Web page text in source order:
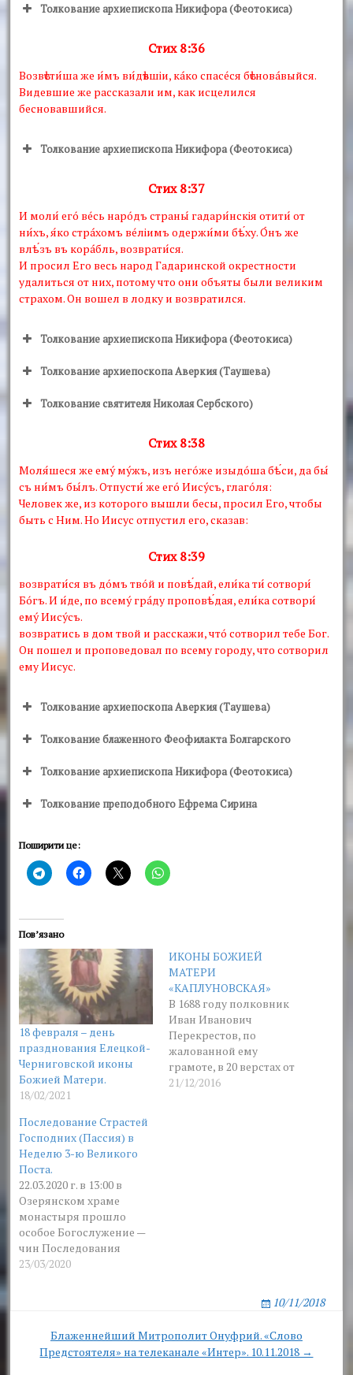
Толкование архиепископа Никифора (Феотокиса)
Стих 8:36
Возвѣсти́ша же и́мъ ви́дѣвшiи, кáко спасéся бѣсновáвыйся.
Видевшие же рассказали им, как исцелился
бесновавшийся.
Толкование архиепископа Никифора (Феотокиса)
Стих 8:37
И моли́ егó вéсь нарóдъ страны́ гадари́нскiя отити́ от
ни́хъ, я́ко стрáхомъ вéлiимъ одержи́ми бѣ́ху. О́нъ же
влѣ́зъ въ корáбль, возврати́ся.
И просил Его весь народ Гадаринской окрестности
удалиться от них, потому что они объяты были великим
страхом. Он вошел в лодку и возвратился.
Толкование архиепископа Никифора (Феотокиса)
Толкование архиепоскопа Аверкия (Таушева)
Толкование святителя Николая Сербского)
Стих 8:38
Моля́шеся же емý мýжъ, изъ негóже изыдóша бѣ́си, да бы́
съ ни́мъ бы́лъ. Отпусти́ же егó Иисýсъ, глагóля:
Человек же, из которого вышли бесы, просил Его, чтобы
быть с Ним. Но Иисус отпустил его, сказав:
Стих 8:39
возврати́ся въ дóмъ твóй и повѣ́дай, ели́ка ти́ сотвори́
Бóгъ. И и́де, по всемý грáду проповѣ́дая, ели́ка сотвори́
емý Иисýсъ.
возвратись в дом твой и расскажи, чтó сотворил тебе Бог.
Он пошел и проповедовал по всему городу, что сотворил
ему Иисус.
Толкование архиепоскопа Аверкия (Таушева)
Толкование блаженного Феофилакта Болгарского
Толкование архиепископа Никифора (Феотокиса)
Толкование преподобного Ефрема Сирина
Поширити це:
Пов’язано
18 февраля – день
празднования Елецкой-
Черниговской иконы
Божией Матери.
18/02/2021
ИКОНЫ БОЖИЕЙ
МАТЕРИ
«КАПЛУНОВСКАЯ»
В 1688 году полковник
Иван Иванович
Перекрестов, по
жалованной ему
грамоте, в 20 верстах от
города Ахтырки на реке
21/12/2016
Последование Страстей
Господних (Пассия) в
Неделю 3-ю Великого
Поста.
22.03.2020 г. в 13:00 в
Озерянском храме
монастыря прошло
особое Богослужение —
чин Последования
Страстей Господних
Нафанаил. Па́ссия – (лат.
«страдание») – особое
23/03/2020
10/11/2018
navigation
Блаженнейший Митрополит Онуфрий. «Слово
Предстоятеля» на телеканале «Интер». 10.11.2018 →